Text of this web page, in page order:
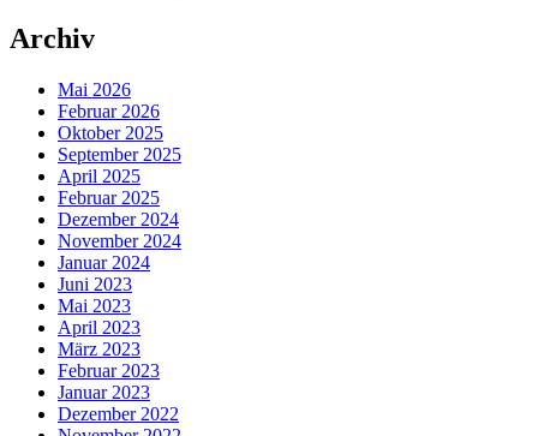
Archiv
Mai 2026
Februar 2026
Oktober 2025
September 2025
April 2025
Februar 2025
Dezember 2024
November 2024
Januar 2024
Juni 2023
Mai 2023
April 2023
März 2023
Februar 2023
Januar 2023
Dezember 2022